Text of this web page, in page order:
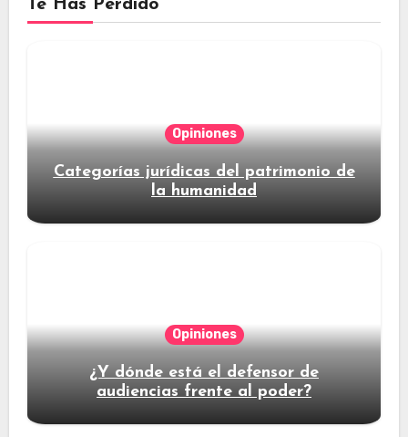
Te Has Perdido
Opiniones
Categorías jurídicas del patrimonio de
la humanidad
Opiniones
¿Y dónde está el defensor de
audiencias frente al poder?